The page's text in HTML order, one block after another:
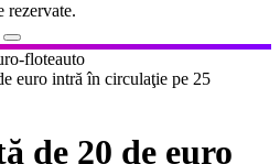
rezervate.
euro intră în circulaţie pe 25
de 20 de euro